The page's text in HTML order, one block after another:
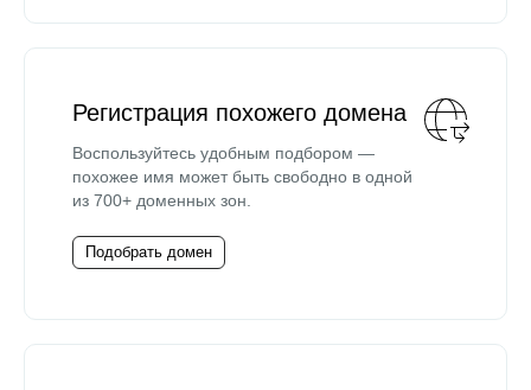
Регистрация похожего домена
Воспользуйтесь удобным подбором —
похожее имя может быть свободно в одной
из 700+ доменных зон.
Подобрать домен